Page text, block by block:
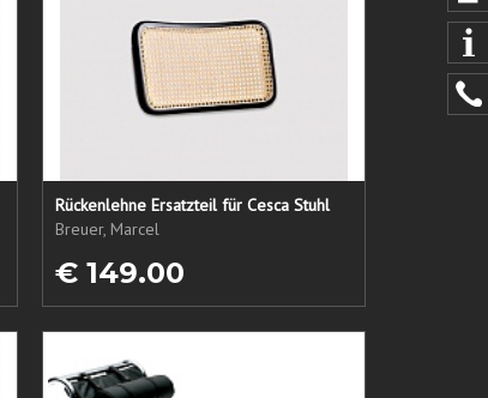
Rückenlehne Ersatzteil für Cesca Stuhl
Breuer, Marcel
€ 149.00